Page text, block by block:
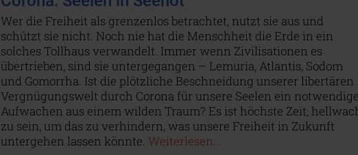
Wer die Freiheit als grenzenlos betrachtet, nutzt sie aus und
schützt sie nicht. Noch nie hat die Menschheit die Erde in ein
solches Tollhaus verwandelt. Immer wenn Zivilisationen es
übertrieben, sind sie untergegangen – Lemuria, Atlantis, Sodom
und Gomorrha. Ist die plötzliche Beschneidung unserer libertären
Vergnügungswelt durch Corona für unsere Seelen ein
Aufwachen aus einem wilden Traum? Es ist höchste Zeit,
zu sein, um das zu verhindern, was unsere Freiheit in Zukunft
untergehen lassen könnte. Weiterlesen...